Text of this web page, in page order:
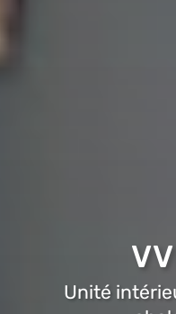
Unité